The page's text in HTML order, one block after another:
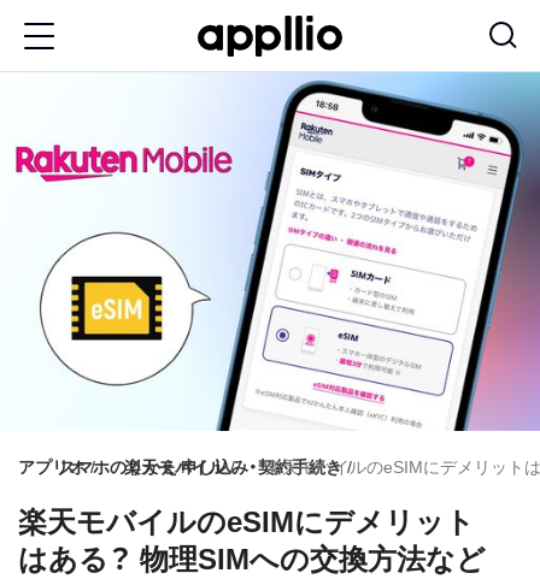
ン
アプリオスマホのりかえ
楽天モバイル申し込み・契約手続き楽天モバイルのeSIMにデメリット
楽天モバイルのeSIMにデメリット
はある？ 物理SIMへの交換方法など